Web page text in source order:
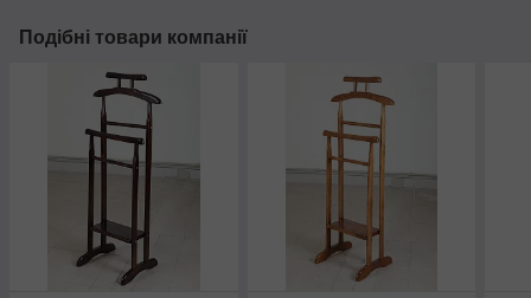
Подібні товари компанії